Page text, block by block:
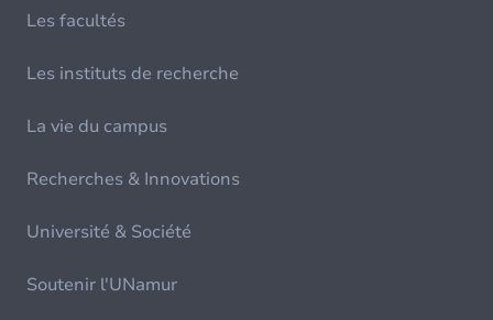
Les facultés
Les instituts de recherche
La vie du campus
Recherches & Innovations
Université & Société
Soutenir l'UNamur